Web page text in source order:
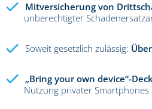
Mitversicherung von
unberechtigter
Soweit gesetzlich zulässig:
„Bring your own device“-
Nutzung privater Smartphones